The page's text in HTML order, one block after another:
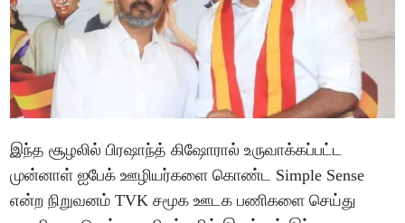
இந்த சூழலில் பிரஷாந்த் கிஷோரால் உருவாக்கப்பட்ட
முன்னாள் ஐபேக் ஊழியர்களை கொண்ட Simple Sense
என்ற நிறுவனம் TVK சமூக ஊடக பணிகளை செய்து